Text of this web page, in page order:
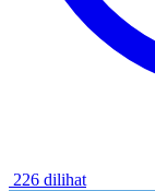
226 dilihat